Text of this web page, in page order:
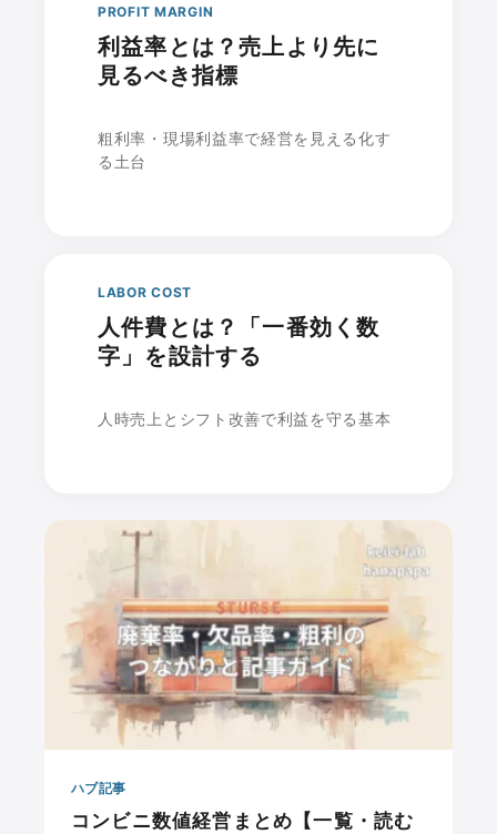
PROFIT MARGIN
利益率とは？売上より先に
見るべき指標
粗利率・現場利益率で経営を見える化す
る土台
LABOR COST
人件費とは？「一番効く数
字」を設計する
人時売上とシフト改善で利益を守る基本
ハブ記事
コンビニ数値経営まとめ【一覧・読む